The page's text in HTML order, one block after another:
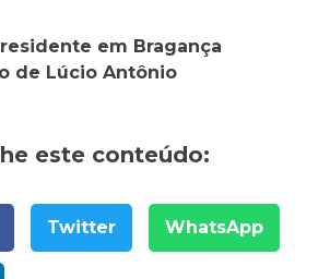
em Bragança
de Lúcio Antônio
este conteúdo:
Twitter WhatsApp